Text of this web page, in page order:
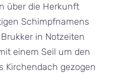
über die Herkunft
Schimpfnamens
in Notzeiten
einem Seil um den
Kirchendach gezogen